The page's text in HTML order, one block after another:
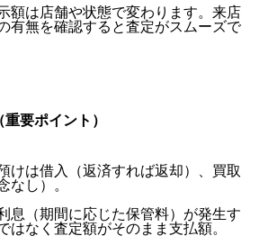
額は店舗や状態で変わります。来店
有無を確認すると査定がスムーズで
要ポイント）
けは借入（返済すれば返却）、買取
なし）。
息（期間に応じた保管料）が発生す
はなく査定額がそのまま支払額。